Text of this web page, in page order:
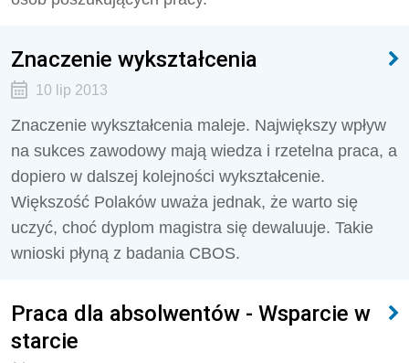
Znaczenie wykształcenia
10 lip 2013
Znaczenie wykształcenia maleje. Największy wpływ
na sukces zawodowy mają wiedza i rzetelna praca, a
dopiero w dalszej kolejności wykształcenie.
Większość Polaków uważa jednak, że warto się
uczyć, choć dyplom magistra się dewaluuje. Takie
wnioski płyną z badania CBOS.
Praca dla absolwentów - Wsparcie w
starcie